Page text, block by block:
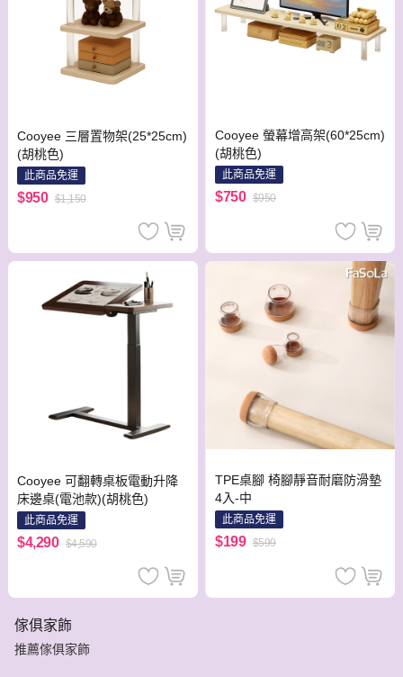
Cooyee 三層置物架(25*25cm)
(胡桃色)
此商品免運
$950 $1,150
Cooyee 螢幕增高架(60*25cm)
(胡桃色)
此商品免運
$750 $950
Cooyee 可翻轉桌板電動升降
床邊桌(電池款)(胡桃色)
此商品免運
$4,290 $4,590
TPE桌腳 椅腳靜音耐磨防滑墊
4入-中
此商品免運
$199 $599
傢俱家飾
推薦傢俱家飾